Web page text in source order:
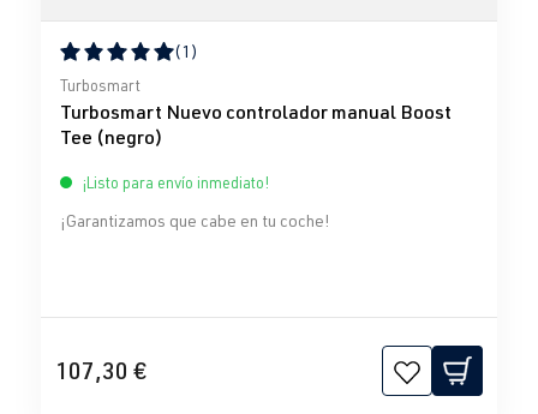
Calificación promedio de 5 de 5 estrellas
(1)
Turbosmart
Turbosmart Nuevo controlador manual Boost
Tee (negro)
¡Listo para envío inmediato!
¡Garantizamos que cabe en tu coche!
107,30 €